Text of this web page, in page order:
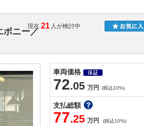
現在 21 人が検討中
ニー／
車両価格
72.05 万円 (税込10%)
支払総額
77.25 万円 (税込10%)